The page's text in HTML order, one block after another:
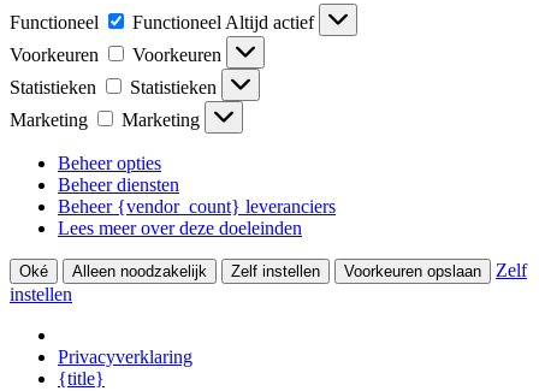
Functioneel Functioneel Altijd actief
Voorkeuren
Voorkeuren
Statistieken
Statistieken
Marketing
Marketing
Beheer opties
Beheer diensten
Beheer {vendor_count} leveranciers
Lees meer over deze doeleinden
Oké Alleen noodzakelijk Zelf instellen Voorkeuren opslaan
Zelf
instellen
Privacyverklaring
{title}